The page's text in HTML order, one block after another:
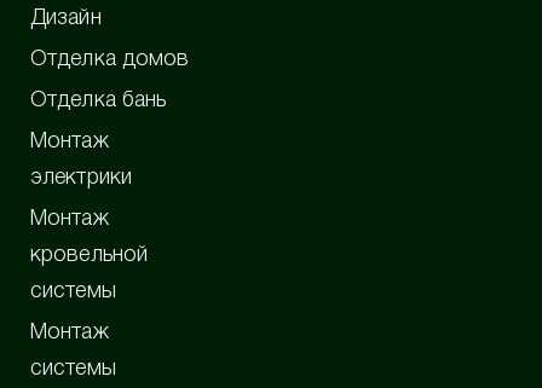
Дизайн
Отделка домов
Отделка бань
Монтаж
электрики
Монтаж
кровельной
системы
Монтаж
системы